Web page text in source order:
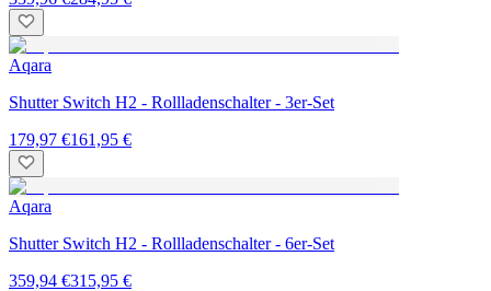
Aqara
Shutter Switch H2 - Rollladenschalter - 3er-Set
179,97 €161,95 €
Aqara
Shutter Switch H2 - Rollladenschalter - 6er-Set
359,94 €315,95 €